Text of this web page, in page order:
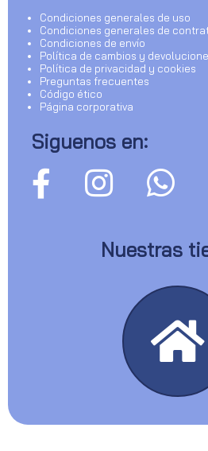
Condiciones generales de uso
Condiciones generales de
Condiciones de envío
Política de cambios y
Política de privacidad y cookies
Preguntas frecuentes
Código ético
Página corporativa
Siguenos en:
Nuestras